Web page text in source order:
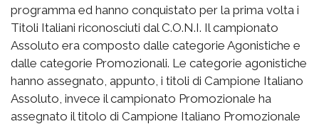
programma ed hanno conquistato per la prima volta i
Titoli Italiani riconosciuti dal C.O.N.I. Il campionato
Assoluto era composto dalle categorie Agonistiche e
dalle categorie Promozionali. Le categorie agonistiche
hanno assegnato, appunto, i titoli di Campione Italiano
Assoluto, invece il campionato Promozionale ha
assegnato il titolo di Campione Italiano Promozionale